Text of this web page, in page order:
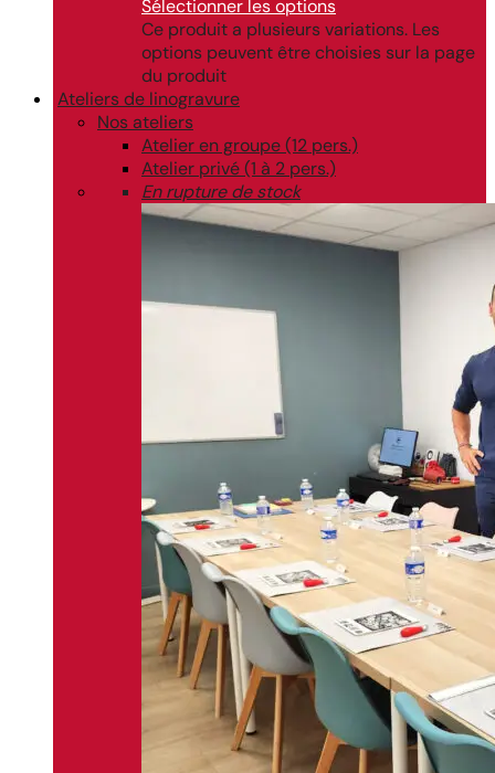
Sélectionner les options
Ce produit a plusieurs variations. Les
options peuvent être choisies sur la page
du produit
Ateliers de linogravure
Nos ateliers
Atelier en groupe (12 pers.)
Atelier privé (1 à 2 pers.)
En rupture de stock